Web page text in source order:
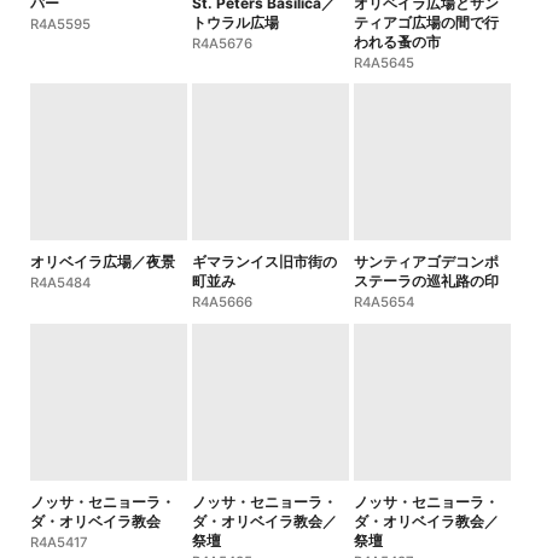
R4A5595
トウラル広場
R4A5676
ティアゴ広場の間で行
われる蚤の市
R4A5645
オリベイラ広場／夜景
R4A5484
ギマランイス旧市街の
町並み
R4A5666
サンティアゴデコンポ
ステーラの巡礼路の印
R4A5654
ノッサ・セニョーラ・
ダ・オリベイラ教会
R4A5417
ノッサ・セニョーラ・
ダ・オリベイラ教会／
祭壇
ノッサ・セニョーラ・
ダ・オリベイラ教会／
祭壇